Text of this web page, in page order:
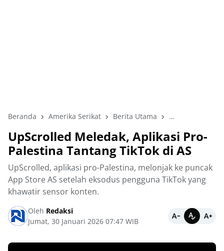
Beranda Amerika Serikat Berita Utama Internasional
UpScrolled Meledak, Aplikasi Pro-
Palestina Tantang TikTok di AS
UpScrolled, aplikasi pro-Palestina, melonjak ke puncak
App Store AS setelah eksodus pengguna TikTok yang
khawatir sensor konten.
Oleh Redaksi
Jumat, 30 Januari 2026 07:47 WIB